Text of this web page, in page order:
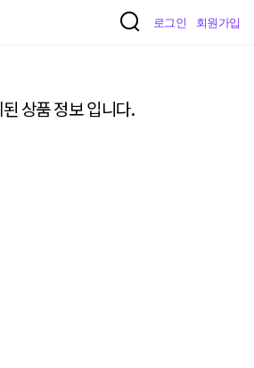
로그인 회원가입
상품 정보 입니다.